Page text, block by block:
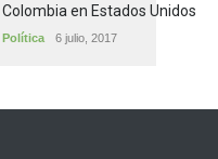
Colombia en Estados Unidos
Política 6 julio, 2017